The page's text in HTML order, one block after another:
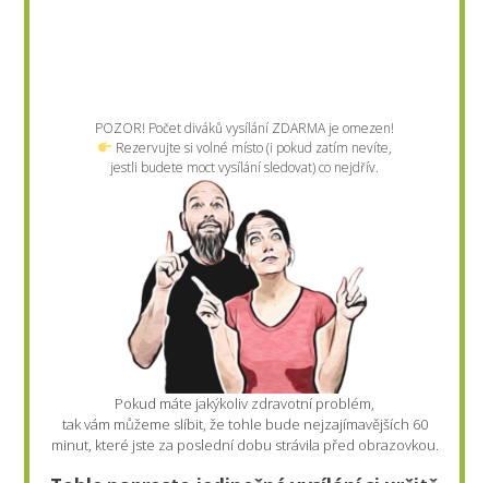
POZOR! Počet diváků vysílání ZDARMA je omezen!
Rezervujte si volné místo (i pokud zatím nevíte,
jestli budete moct vysílání sledovat) co nejdřív.
Pokud máte jakýkoliv zdravotní problém,
tak vám můžeme slíbit, že tohle bude nejzajímavějších 60
minut, které jste za poslední dobu strávila před obrazovkou.